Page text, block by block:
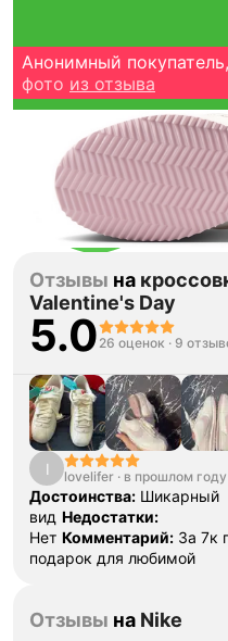
Тройная
оригинальности
Товар сертифицирован и
Проверяем на
по 16 параметрам.
Если придёт подделка —
Как мы провеяем товары
Анонимный покупатель,
фото из отзыва
Отзывы на
Valentine's Day
5.0 26 оценок · 9
l lovelifer · в прошлом году
Достоинства: Шикарный
вид Недостатки:
Нет Комментарий: За 7к
подарок для любимой
Отзывы на Nike